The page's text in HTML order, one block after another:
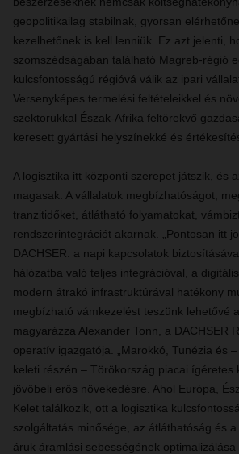
geopolitikailag stabilnak, gyorsan
kezelhetőnek is kell lenniük. Ez azt jelenti,
szomszédságában található Magreb-régió
kulcsfontosságú régióvá válik az ipari
Versenyképes termelési feltételeikkel és
szektorukkal Észak-Afrika feltörekvő
keresett gyártási helyszínekké és
A logisztika itt központi szerepet játszik, és
magasak. A vállalatok megbízhatóságot,
tranzitidőket, átlátható folyamatokat,
rendszerintegrációt akarnak. „Pontosan itt
DACHSER: a napi kapcsolatok
hálózatba való teljes integrációval, a
modern átrakó infrastruktúrával hatékony
megbízható vámkezelést teszünk lehetővé
magyarázza Alexander Tonn, a DACHSER
operatív igazgatója. „Marokkó, Tunézia és
keleti részén – Törökország piacai ígéretes
jövőbeli erős növekedésre. Ahol Európa,
Kelet találkozik, ott a logisztika
szolgáltatás minősége, az átláthatóság és
áruk áramlási sebességének